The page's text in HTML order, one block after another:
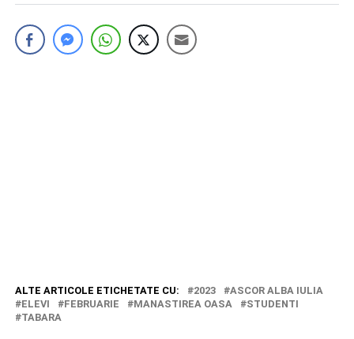
ALTE ARTICOLE ETICHETATE CU: 2023
ASCOR ALBA IULIA
ELEVI
FEBRUARIE MANASTIREA OASA
STUDENTI
TABARA